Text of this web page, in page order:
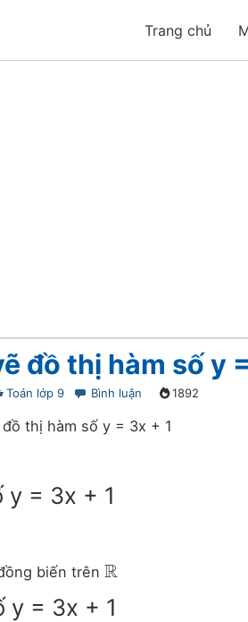
Trang chủ
đồ thị hàm số y
Toán lớp 9 Bình luận 1892
thị hàm số y = 3x + 1
y = 3x + 1
biến trên R
R
y = 3x + 1